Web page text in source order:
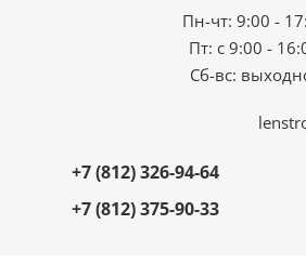
Пн-чт: 9:00 -
Пт: с 9:00 -
Сб-вс:
+7 (812) 326-94-64
+7 (812) 375-90-33